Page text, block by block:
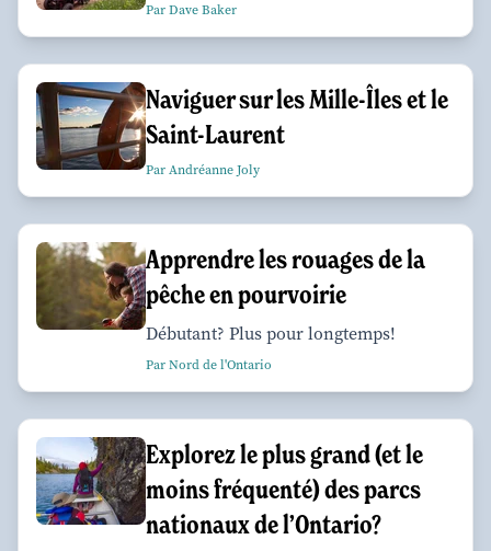
Par Dave Baker
Naviguer sur les Mille-Îles et le
Saint-Laurent
Par Andréanne Joly
Apprendre les rouages de la
pêche en pourvoirie
Débutant? Plus pour longtemps!
Par Nord de l'Ontario
Explorez le plus grand (et le
moins fréquenté) des parcs
nationaux de l’Ontario?